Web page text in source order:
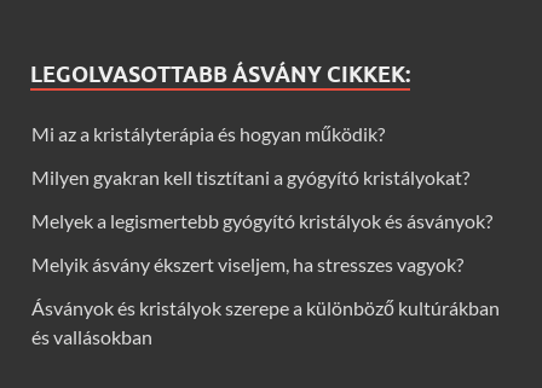
LEGOLVASOTTABB ÁSVÁNY CIKKEK:
Mi az a kristályterápia és hogyan működik?
Milyen gyakran kell tisztítani a gyógyító kristályokat?
Melyek a legismertebb gyógyító kristályok és ásványok?
Melyik ásvány ékszert viseljem, ha stresszes vagyok?
Ásványok és kristályok szerepe a különböző kultúrákban
és vallásokban